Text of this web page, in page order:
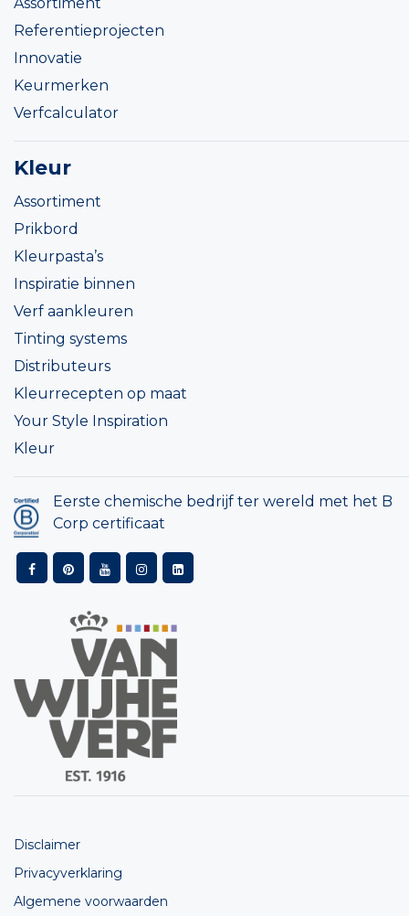
Referentieprojecten
Innovatie
Keurmerken
Verfcalculator
Kleur
Assortiment
Prikbord
Kleurpasta’s
Inspiratie binnen
Verf aankleuren
Tinting systems
Distributeurs
Kleurrecepten op maat
Your Style Inspiration
Kleur
Eerste chemische bedrijf ter wereld met het B
Corp certificaat
Disclaimer
Privacyverklaring
Algemene voorwaarden